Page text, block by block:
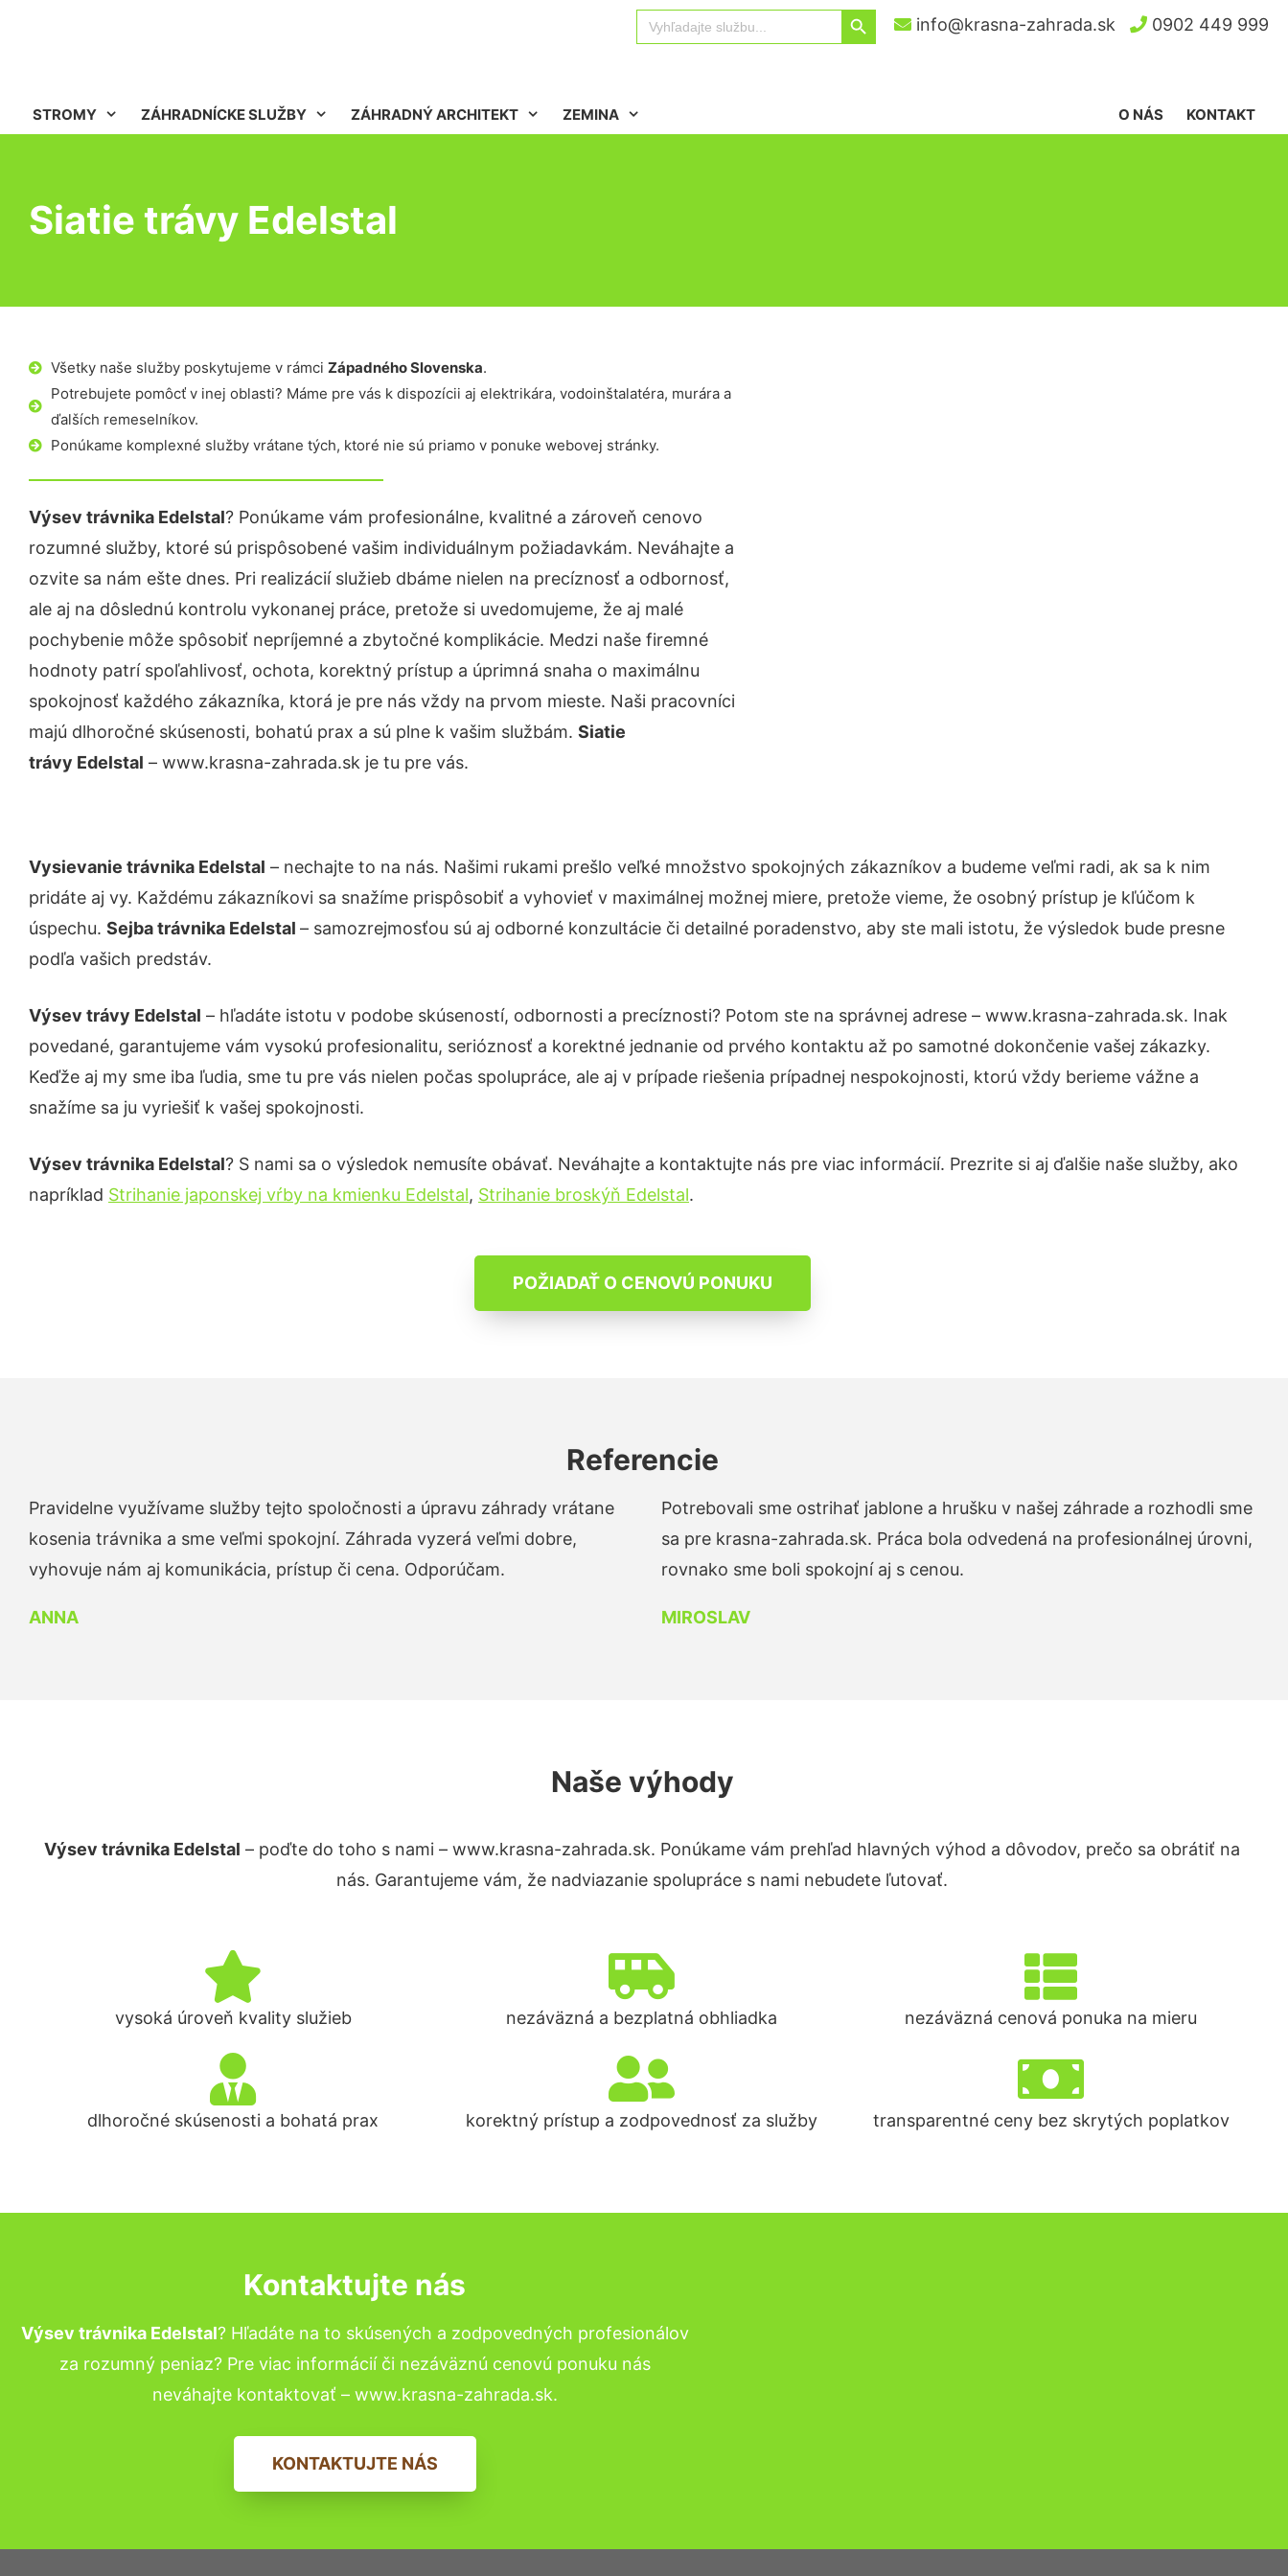
Search
for:
Search Button
info@krasna-zahrada.sk 0902 449 999
STROMY ZÁHRADNÍCKE SLUŽBY ZÁHRADNÝ ARCHITEKT ZEMINA KONTAKT
O NÁS
Siatie trávy Edelstal
Všetky naše služby poskytujeme v rámci Západného Slovenska.
Potrebujete pomôcť v inej oblasti? Máme pre vás k dispozícii aj elektrikára, vodoinštalatéra, murára a
ďalších remeselníkov.
Ponúkame komplexné služby vrátane tých, ktoré nie sú priamo v ponuke webovej stránky.
Výsev trávnika Edelstal? Ponúkame vám profesionálne, kvalitné a zároveň cenovo
rozumné služby, ktoré sú prispôsobené vašim individuálnym požiadavkám. Neváhajte a
ozvite sa nám ešte dnes. Pri realizácií služieb dbáme nielen na precíznosť a odbornosť,
ale aj na dôslednú kontrolu vykonanej práce, pretože si uvedomujeme, že aj malé
pochybenie môže spôsobiť nepríjemné a zbytočné komplikácie. Medzi naše firemné
hodnoty patrí spoľahlivosť, ochota, korektný prístup a úprimná snaha o maximálnu
spokojnosť každého zákazníka, ktorá je pre nás vždy na prvom mieste. Naši pracovníci
majú dlhoročné skúsenosti, bohatú prax a sú plne k vašim službám. Siatie
trávy Edelstal – www.krasna-zahrada.sk je tu pre vás.
Vysievanie trávnika Edelstal – nechajte to na nás. Našimi rukami prešlo veľké množstvo spokojných zákazníkov a budeme veľmi radi, ak sa k nim
pridáte aj vy. Každému zákazníkovi sa snažíme prispôsobiť a vyhovieť v maximálnej možnej miere, pretože vieme, že osobný prístup je kľúčom k
úspechu. Sejba trávnika Edelstal – samozrejmosťou sú aj odborné konzultácie či detailné poradenstvo, aby ste mali istotu, že výsledok bude presne
podľa vašich predstáv.
Výsev trávy Edelstal – hľadáte istotu v podobe skúseností, odbornosti a precíznosti? Potom ste na správnej adrese – www.krasna-zahrada.sk. Inak
povedané, garantujeme vám vysokú profesionalitu, serióznosť a korektné jednanie od prvého kontaktu až po samotné dokončenie vašej zákazky.
Keďže aj my sme iba ľudia, sme tu pre vás nielen počas spolupráce, ale aj v prípade riešenia prípadnej nespokojnosti, ktorú vždy berieme vážne a
snažíme sa ju vyriešiť k vašej spokojnosti.
Výsev trávnika Edelstal? S nami sa o výsledok nemusíte obávať. Neváhajte a kontaktujte nás pre viac informácií. Prezrite si aj ďalšie naše služby, ako
napríklad Strihanie japonskej vŕby na kmienku Edelstal, Strihanie broskýň Edelstal.
POŽIADAŤ O CENOVÚ PONUKU
Referencie
Pravidelne využívame služby tejto spoločnosti a úpravu záhrady vrátane
kosenia trávnika a sme veľmi spokojní. Záhrada vyzerá veľmi dobre,
vyhovuje nám aj komunikácia, prístup či cena. Odporúčam.
ANNA
Potrebovali sme ostrihať jablone a hrušku v našej záhrade a rozhodli sme
sa pre krasna-zahrada.sk. Práca bola odvedená na profesionálnej úrovni,
rovnako sme boli spokojní aj s cenou.
MIROSLAV
Naše výhody
Výsev trávnika Edelstal – poďte do toho s nami – www.krasna-zahrada.sk. Ponúkame vám prehľad hlavných výhod a dôvodov, prečo sa obrátiť na
nás. Garantujeme vám, že nadviazanie spolupráce s nami nebudete ľutovať.
vysoká úroveň kvality služieb nezáväzná a bezplatná obhliadka nezáväzná cenová ponuka na mieru
dlhoročné skúsenosti a bohatá prax korektný prístup a zodpovednosť za služby transparentné ceny bez skrytých poplatkov
Kontaktujte nás
Výsev trávnika Edelstal? Hľadáte na to skúsených a zodpovedných profesionálov
za rozumný peniaz? Pre viac informácií či nezáväznú cenovú ponuku nás
neváhajte kontaktovať – www.krasna-zahrada.sk.
KONTAKTUJTE NÁS